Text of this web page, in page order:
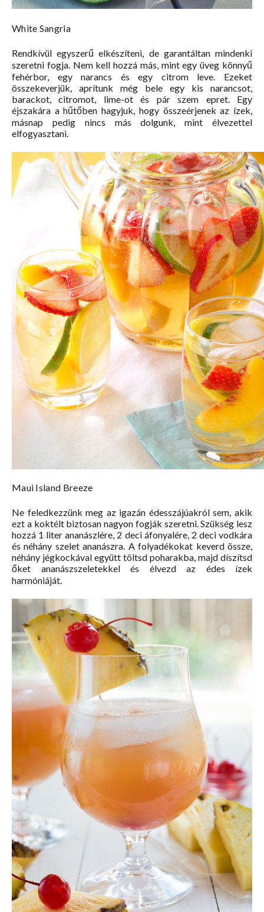
White Sangria
Rendkívül egyszerű elkészíteni, de garantáltan mindenki
szeretni fogja. Nem kell hozzá más, mint egy üveg könnyű
fehérbor, egy narancs és egy citrom leve. Ezeket
összekeverjük, aprítunk még bele egy kis narancsot,
barackot, citromot, lime-ot és pár szem epret. Egy
éjszakára a hűtőben hagyjuk, hogy összeérjenek az ízek,
másnap pedig nincs más dolgunk, mint élvezettel
elfogyasztani.
Maui Island Breeze
Ne feledkezzünk meg az igazán édesszájúakról sem, akik
ezt a koktélt biztosan nagyon fogják szeretni. Szükség lesz
hozzá 1 liter ananászlére, 2 deci áfonyalére, 2 deci vodkára
és néhány szelet ananászra. A folyadékokat keverd össze,
néhány jégkockával együtt töltsd poharakba, majd díszítsd
őket ananászszeletekkel és élvezd az édes ízek
harmóniáját.